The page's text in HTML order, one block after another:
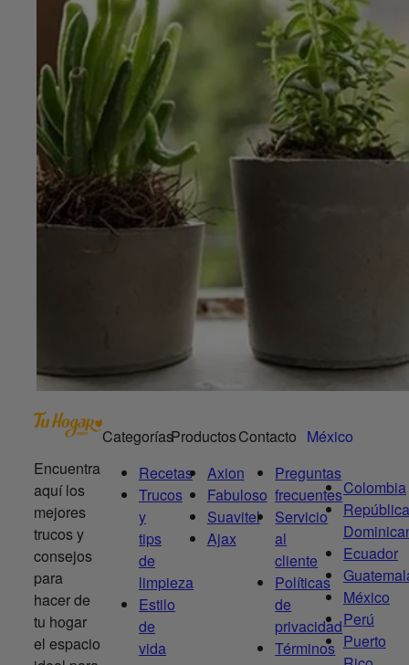
Encuentra
aquí los
mejores
trucos y
consejos
para
hacer de
tu hogar
el espacio
Categorías
Recetas
Trucos
y
tips
de
limpieza
Estilo
de
vida
Productos
Axion
Fabuloso
Suavitel
Ajax
Contacto
Preguntas
frecuentes
Servicio
al
cliente
Políticas
de
privacidad
Términos
México
Colombia
República
Ecuador
México
Perú
Puerto